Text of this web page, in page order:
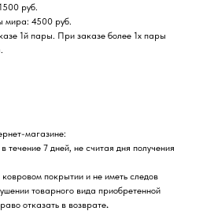
руб.
мира: 4500 руб.
1й пары. При заказе более 1х пары
магазине:
течение 7 дней, не считая дня получения
покрытии и не иметь следов
товарного вида приобретенной
отказать в возврате.